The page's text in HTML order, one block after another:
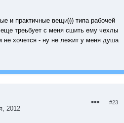
и практичные вещи))) типа рабочей
треьбует с меня сшить ему чехлы
не хочется - ну не лежит у меня душа
2012
#23